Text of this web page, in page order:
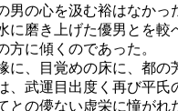
男の心を汲む裕はなかっ
に磨き上げた優男とを較
方に傾くのであった。
、目覚めの床に、都の
、武運目出度く再び平氏
との儚ない虚栄に憧がれ